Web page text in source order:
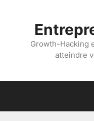
Growth-Hacking
atteindre